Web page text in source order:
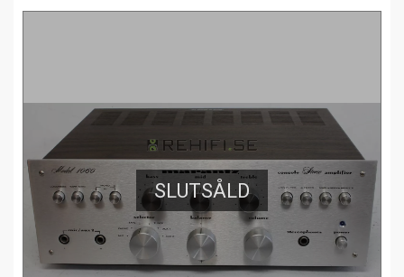
SLUTSÅLD